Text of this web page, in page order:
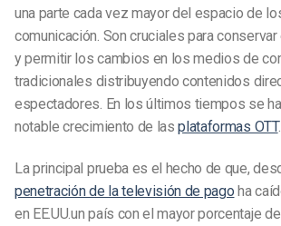
una parte cada vez mayor del espacio de
comunicación. Son cruciales para
y permitir los cambios en los medios de
tradicionales distribuyendo contenidos
espectadores. En los últimos tiempos se
notable crecimiento de lasplataformas OTT.
La principal prueba es el hecho de que,
penetración de la televisión de pago ha
en EE.UU.un país con el mayor porcentaje